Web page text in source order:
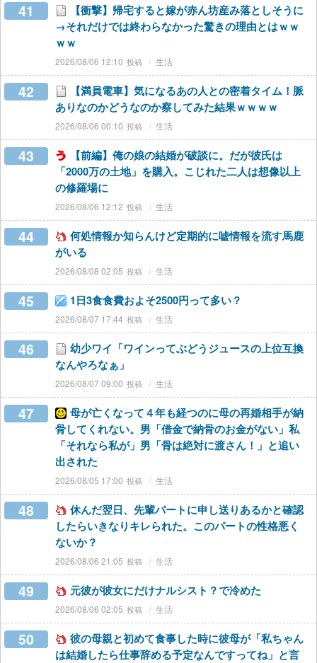
41
【衝撃】帰宅すると嫁が赤ん坊産み落としそうに
→それだけでは終わらなかった驚きの理由とはｗｗ
ｗｗ
2026/08/06 12:10 生活
42
【満員電車】気になるあの人との密着タイム！脈
ありなのかどうなのか察してみた結果ｗｗｗｗ
2026/08/06 00:10 生活
43
【前編】俺の娘の結婚が破談に。だが彼氏は
「2000万の土地」を購入。こじれた二人は想像以上
の修羅場に
2026/08/06 12:12 生活
44
何処情報か知らんけど定期的に嘘情報を流す馬鹿
がいる
2026/08/08 02:05 生活
45 1日3食食費およそ2500円って多い？
2026/08/07 17:44 生活
46
幼少ワイ「ワインってぶどうジュースの上位互換
なんやろなぁ」
2026/08/07 09:00 生活
47
母が亡くなって４年も経つのに母の再婚相手が納
骨してくれない。男「借金で納骨のお金がない」私
「それなら私が」男「骨は絶対に渡さん！」と追い
出された
2026/08/05 17:00 生活
48
休んだ翌日、先輩パートに申し送りあるかと確認
したらいきなりキレられた。このパートの性格悪く
ないか？
2026/08/06 21:05 生活
49 元彼が彼女にだけナルシスト？で冷めた
2026/08/06 02:05 生活
50
彼の母親と初めて食事した時に彼母が「私ちゃん
は結婚したら仕事辞める予定なんですってね」と言